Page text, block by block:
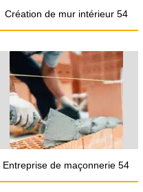
Création de mur intérieur 54
Entreprise de maçonnerie 54